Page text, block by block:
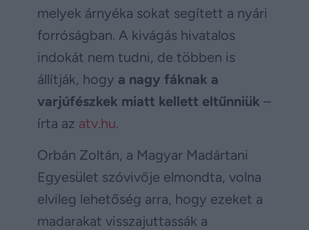
melyek árnyéka sokat segített a nyári
forróságban. A kivágás hivatalos
indokát nem tudni, de többen is
állítják, hogy a nagy fáknak a
varjúfészkek miatt kellett eltűnniük –
írta az atv.hu.
Orbán Zoltán, a Magyar Madártani
Egyesület szóvivője elmondta, volna
elvileg lehetőség arra, hogy ezeket a
madarakat visszajuttassák a